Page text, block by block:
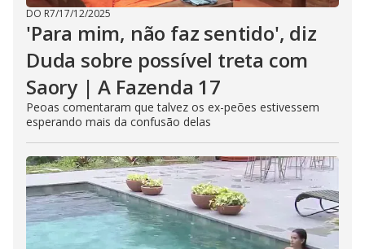
DO R7/17/12/2025
'Para mim, não faz sentido', diz
Duda sobre possível treta com
Saory | A Fazenda 17
Peoas comentaram que talvez os ex-peões estivessem
esperando mais da confusão delas